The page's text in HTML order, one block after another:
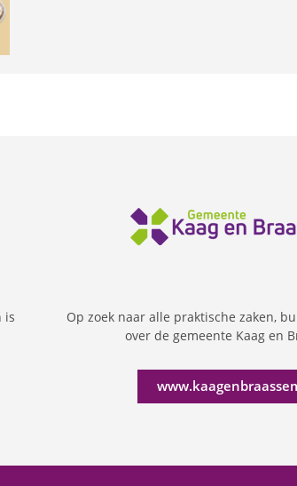
is
Op zoek naar alle praktische zaken,
over de gemeente Kaag en